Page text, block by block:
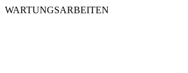
WARTUNGSARBEITEN